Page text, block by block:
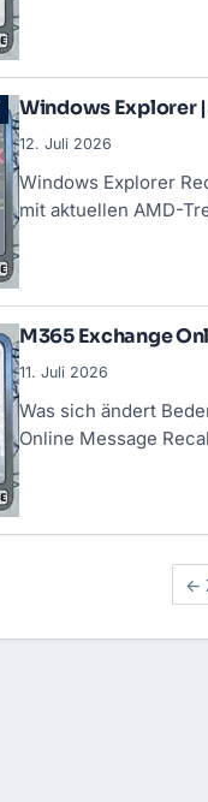
Windows Explorer
Windows Explorer
mit aktuellen AMD-
12. Juli 2026
M365 Exchange
Was sich ändert
Online Message
11. Juli 2026
←